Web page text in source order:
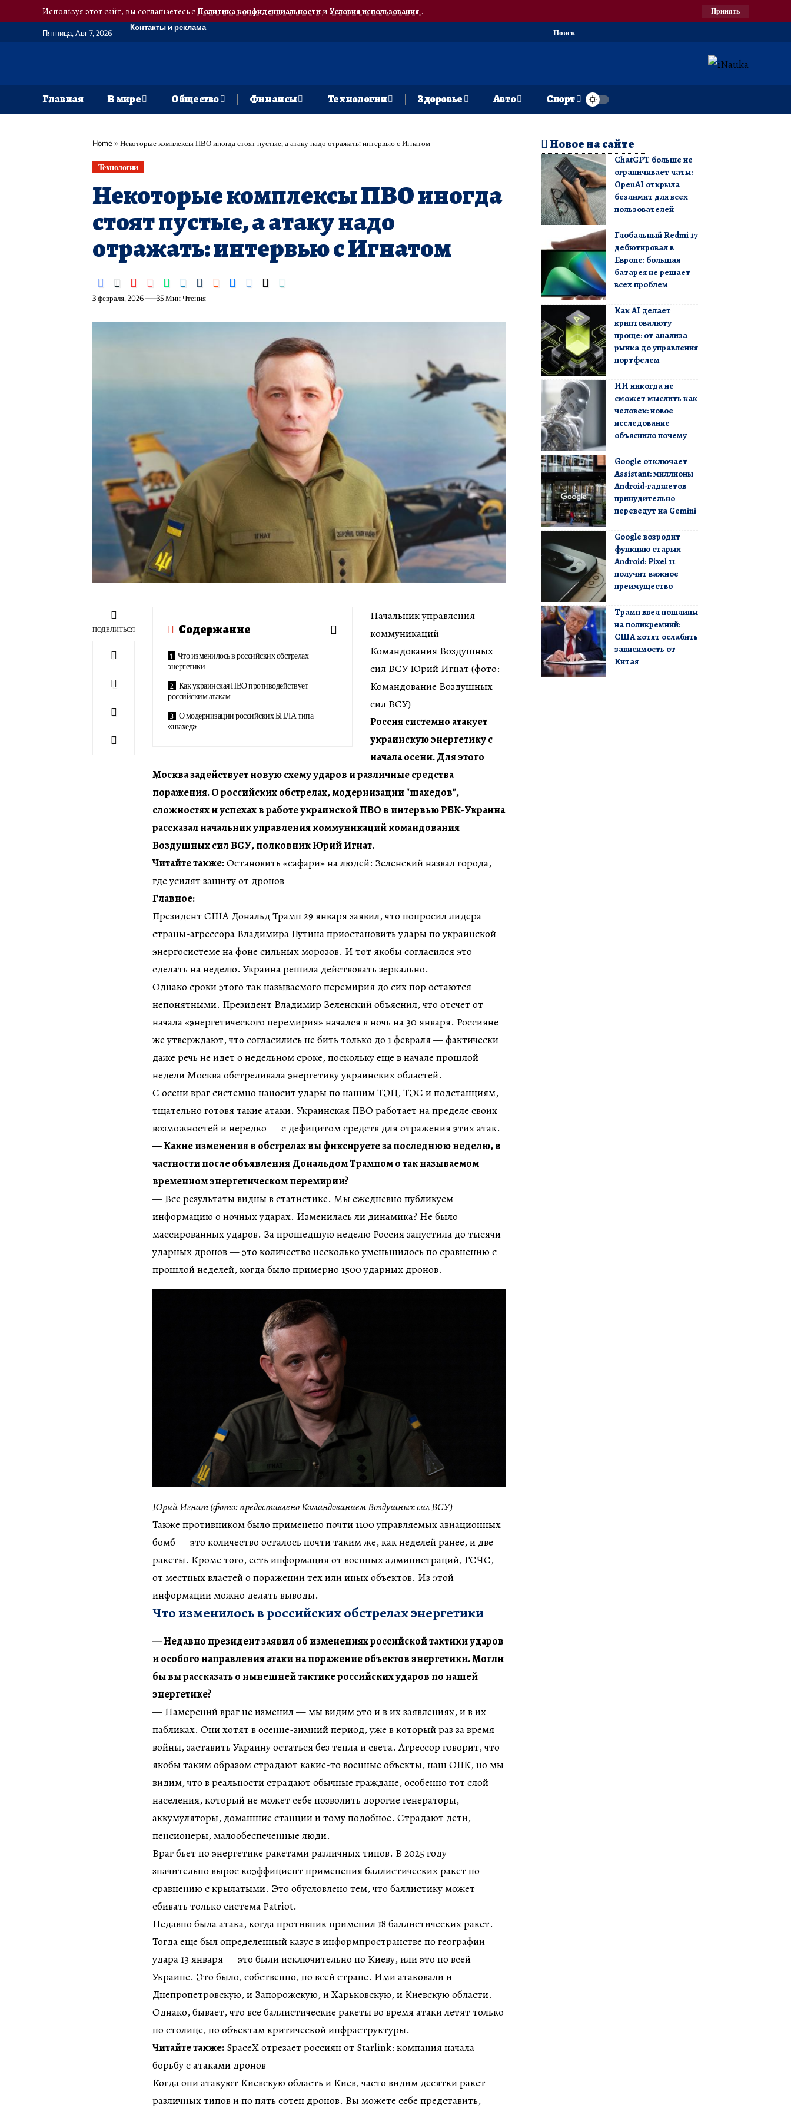
Используя этот сайт, вы соглашаетесь сПолитика конфиденциальностии Условия использования. Принять
Пятница, Авг 7, 2026
Контакты и реклама
Поиск
Главная В мире Общество Финансы Технологии Здоровье Авто Спорт
Home» Некоторые комплексы ПВО иногда стоят пустые, а атаку надо отражать: интервью с Игнатом
Технологии
Некоторые комплексы ПВО иногда
стоят пустые, а атаку надо
отражать: интервью с Игнатом
3 февраля, 2026 35 Мин Чтения
ПОДЕЛИТЬСЯ Содержание
Что изменилось в российских обстрелах
энергетики
Как украинская ПВО противодействует
российским атакам
О модернизации российских БПЛА типа
«шахед»
Начальник управления
коммуникаций
Командования Воздушных
сил ВСУ Юрий Игнат (фото:
Командование Воздушных
сил ВСУ)
Россия системно атакует
украинскую энергетику с
начала осени. Для этого
Москва задействует новую схему ударов и различные средства
поражения. О российских обстрелах, модернизации "шахедов",
сложностях и успехах в работе украинской ПВО в интервью РБК-Украина
рассказал начальник управления коммуникаций командования
Воздушных сил ВСУ, полковник Юрий Игнат.
Читайте также:Остановить «сафари» на людей: Зеленский назвал города,
где усилят защиту от дронов
Главное:
Президент США Дональд Трамп 29 января заявил, что попросил лидера
страны-агрессора Владимира Путина приостановить удары по украинской
энергосистеме на фоне сильных морозов. И тот якобы согласился это
сделать на неделю. Украина решила действовать зеркально.
Однако сроки этого так называемого перемирия до сих пор остаются
непонятными. Президент Владимир Зеленский объяснил, что отсчет от
начала «энергетического перемирия» начался в ночь на 30 января. Россияне
же утверждают, что согласились не бить только до 1 февраля — фактически
даже речь не идет о недельном сроке, поскольку еще в начале прошлой
недели Москва обстреливала энергетику украинских областей.
С осени враг системно наносит удары по нашим ТЭЦ, ТЭС и подстанциям,
тщательно готовя такие атаки. Украинская ПВО работает на пределе своих
возможностей и нередко — с дефицитом средств для отражения этих атак.
— Какие изменения в обстрелах вы фиксируете за последнюю неделю, в
частности после объявления Дональдом Трампом о так называемом
временном энергетическом перемирии?
— Все результаты видны в статистике. Мы ежедневно публикуем
информацию о ночных ударах. Изменилась ли динамика? Не было
массированных ударов. За прошедшую неделю Россия запустила до тысячи
ударных дронов — это количество несколько уменьшилось по сравнению с
прошлой неделей, когда было примерно 1500 ударных дронов.
Юрий Игнат (фото: предоставлено Командованием Воздушных сил ВСУ)
Также противником было применено почти 1100 управляемых авиационных
бомб — это количество осталось почти таким же, как неделей ранее, и две
ракеты. Кроме того, есть информация от военных администраций, ГСЧС,
от местных властей о поражении тех или иных объектов. Из этой
информации можно делать выводы.
Что изменилось в российских обстрелах энергетики
— Недавно президент заявил об изменениях российской тактики ударов
и особого направления атаки на поражение объектов энергетики. Могли
бы вы рассказать о нынешней тактике российских ударов по нашей
энергетике?
— Намерений враг не изменил — мы видим это и в их заявлениях, и в их
пабликах. Они хотят в осенне-зимний период, уже в который раз за время
войны, заставить Украину остаться без тепла и света. Агрессор говорит, что
якобы таким образом страдают какие-то военные объекты, наш ОПК, но мы
видим, что в реальности страдают обычные граждане, особенно тот слой
населения, который не может себе позволить дорогие генераторы,
аккумуляторы, домашние станции и тому подобное. Страдают дети,
пенсионеры, малообеспеченные люди.
Враг бьет по энергетике ракетами различных типов. В 2025 году
значительно вырос коэффициент применения баллистических ракет по
сравнению с крылатыми. Это обусловлено тем, что баллистику может
сбивать только система Patriot.
Недавно была атака, когда противник применил 18 баллистических ракет.
Тогда еще был определенный казус в информпространстве по географии
удара 13 января — это были исключительно по Киеву, или это по всей
Украине. Это было, собственно, по всей стране. Ими атаковали и
Днепропетровскую, и Запорожскую, и Харьковскую, и Киевскую области.
Однако, бывает, что все баллистические ракеты во время атаки летят только
по столице, по объектам критической инфраструктуры.
Читайте также: SpaceX отрезает россиян от Starlink: компания начала
борьбу с атаками дронов
Когда они атакуют Киевскую область и Киев, часто видим десятки ракет
различных типов и по пять сотен дронов. Вы можете себе представить,
Новое на сайте
ChatGPT больше не
ограничивает чаты:
OpenAI открыла
безлимит для всех
пользователей
Глобальный Redmi 17
дебютировал в
Европе: большая
батарея не решает
всех проблем
Как AI делает
криптовалюту
проще: от анализа
рынка до управления
портфелем
ИИ никогда не
сможет мыслить как
человек: новое
исследование
объяснило почему
Google отключает
Assistant: миллионы
Android-гаджетов
принудительно
переведут на Gemini
Google возродит
функцию старых
Android: Pixel 11
получит важное
преимущество
Трамп ввел пошлины
на поликремний:
США хотят ослабить
зависимость от
Китая